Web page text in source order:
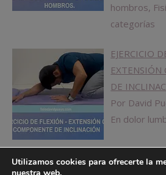
hombros,
categorías
EJERCICIO
EXTENSIÓN
DE
Por David
En dolor
Utilizamos cookies para ofrecerte la